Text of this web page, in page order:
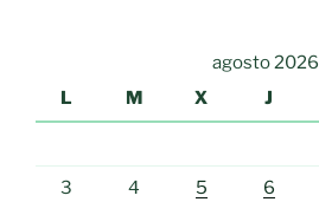
agosto 2026
L
M X J
3 4 5 6